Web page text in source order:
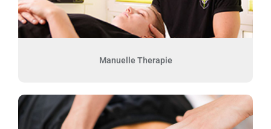
Manuelle Therapie